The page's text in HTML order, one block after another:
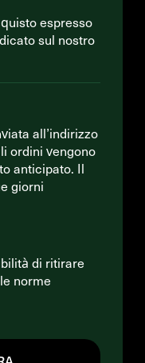
espresso
sul nostro
all’indirizzo
ordini vengono
anticipato. Il
giorni
di ritirare
norme